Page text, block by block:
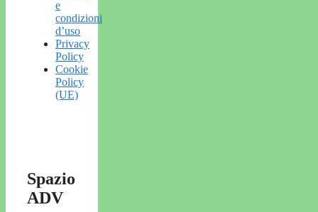
e
condizioni
d’uso
Privacy
Policy
Cookie
Policy
(UE)
Spazio
ADV